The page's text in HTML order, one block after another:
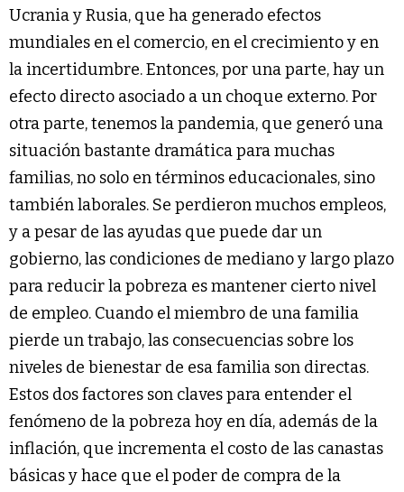
Ucrania y Rusia, que ha generado efectos
mundiales en el comercio, en el crecimiento y en
la incertidumbre. Entonces, por una parte, hay un
efecto directo asociado a un choque externo. Por
otra parte, tenemos la pandemia, que generó una
situación bastante dramática para muchas
familias, no solo en términos educacionales, sino
también laborales. Se perdieron muchos empleos,
y a pesar de las ayudas que puede dar un
gobierno, las condiciones de mediano y largo plazo
para reducir la pobreza es mantener cierto nivel
de empleo. Cuando el miembro de una familia
pierde un trabajo, las consecuencias sobre los
niveles de bienestar de esa familia son directas.
Estos dos factores son claves para entender el
fenómeno de la pobreza hoy en día, además de la
inflación, que incrementa el costo de las canastas
básicas y hace que el poder de compra de la